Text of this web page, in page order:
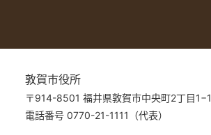
敦賀市役所
〒914-8501 福井県敦賀市中央町2丁目1−1
電話番号 0770-21-1111（代表）